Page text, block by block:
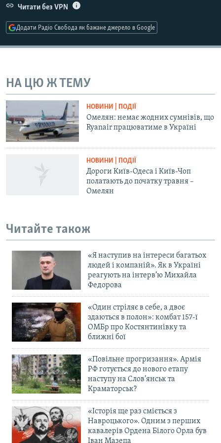
Усі сайти RFE/RL
Читати без VPN
Додати Радіо Свобода як бажане джерело в Google
НА ЦЮ Ж ТЕМУ
НОВИНИ | ПОДІЇ
Омелян: немає жодних сумнівів, що
Ryanair працюватиме в Україні
НОВИНИ | ПОДІЇ
Дороги Київ-Одеса і Київ-Чоп
полатають до початку травня –
Омелян
Читайте також
«Я наступив на інтереси багатьох
людей і компаній». Як в Україні
реагують на інтерв’ю Михайла
Федорова
«Один стріляє в себе, а двоє
здаються в полон»: комбат 157-ї
ОМБр про Костянтинівку та
ближні бої
«Повільне прогризання». Армія
РФ готується до нового етапу
наступу на Слов’янськ та
Краматорськ?
«Історія ще раз сміється з
Навроцького». Одним з перших
кавалерів Ордена Білого Орла був
Іван Мазепа